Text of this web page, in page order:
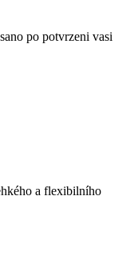
po potvrzeni vasi
a flexibilního